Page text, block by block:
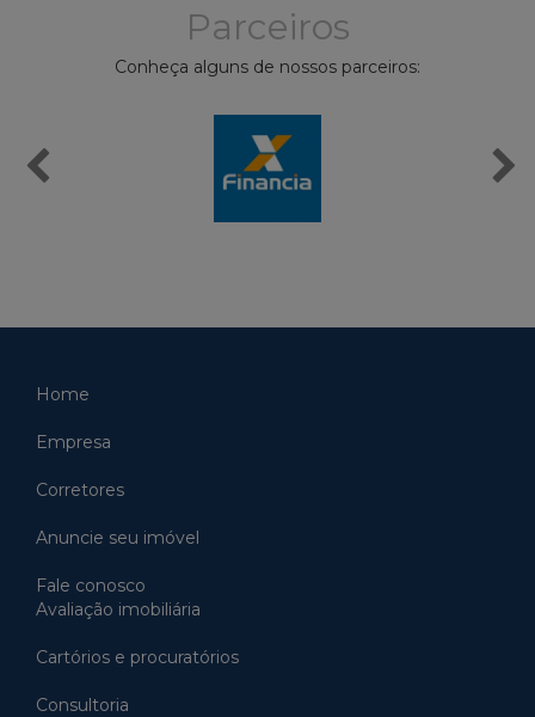
Parceiros
Conheça alguns de nossos parceiros:
Home
Empresa
Corretores
Anuncie seu imóvel
Fale conosco
Avaliação imobiliária
Cartórios e procuratórios
Consultoria